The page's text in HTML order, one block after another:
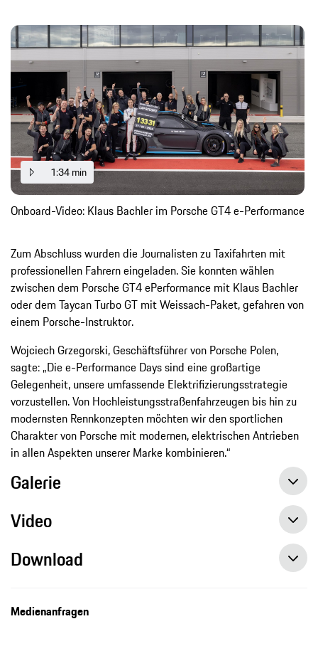
1:34 min
Onboard-Video: Klaus Bachler im Porsche GT4 e-Performance
Zum Abschluss wurden die Journalisten zu Taxifahrten mit
professionellen Fahrern eingeladen. Sie konnten wählen
zwischen dem Porsche GT4 ePerformance mit Klaus Bachler
oder dem Taycan Turbo GT mit Weissach-Paket, gefahren von
einem Porsche-Instruktor.
Wojciech Grzegorski, Geschäftsführer von Porsche Polen,
sagte: „Die e-Performance Days sind eine großartige
Gelegenheit, unsere umfassende Elektrifizierungsstrategie
vorzustellen. Von Hochleistungsstraßenfahrzeugen bis hin zu
modernsten Rennkonzepten möchten wir den sportlichen
Charakter von Porsche mit modernen, elektrischen Antrieben
in allen Aspekten unserer Marke kombinieren.“
Galerie
Video
Download
Medienanfragen